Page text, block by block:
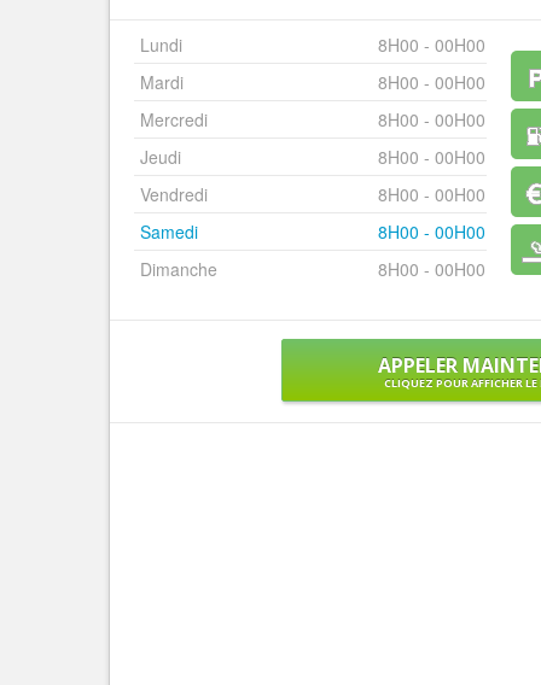
Lundi
8H00 - 00H00
Mardi
8H00 - 00H00
Mercredi
8H00 - 00H00
Jeudi
8H00 - 00H00
Vendredi
8H00 - 00H00
Samedi
8H00 - 00H00
Dimanche
8H00 - 00H00
APPELER
CLIQUEZ POUR AFFICHER